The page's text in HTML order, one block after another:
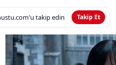
takip edin Takip Et